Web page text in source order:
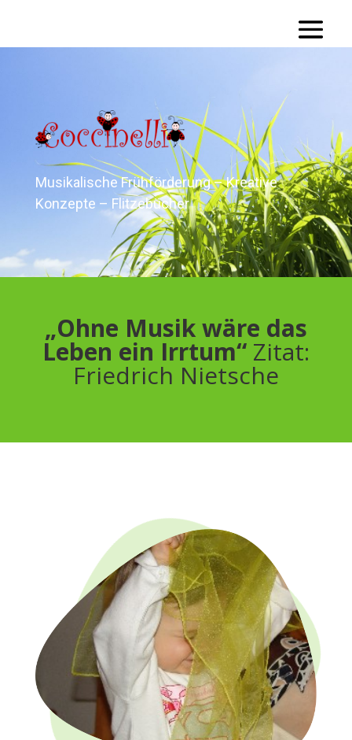
Musikalische Frühförderung – Kreative
Konzepte – Flitzebücher
„Ohne Musik wäre das
Leben ein Irrtum“ Zitat:
Friedrich Nietsche